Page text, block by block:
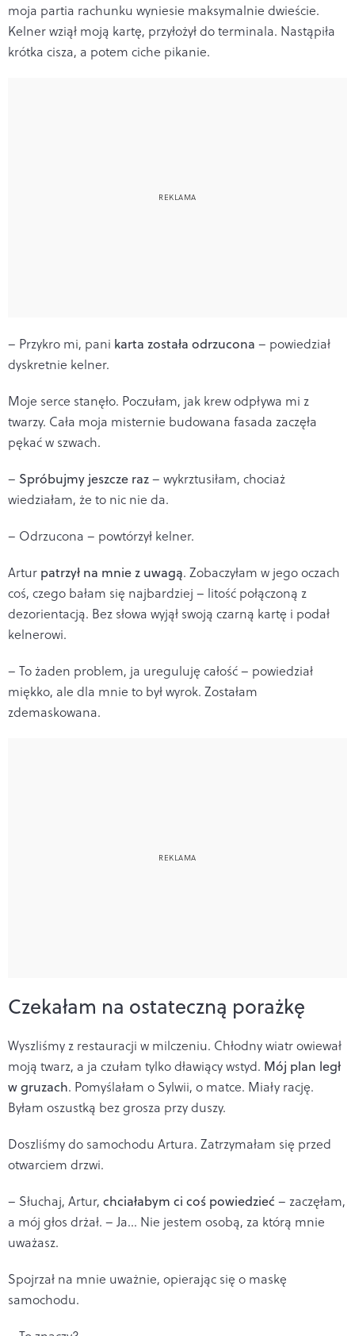
moja partia rachunku wyniesie maksymalnie dwieście.
Kelner wziął moją kartę, przyłożył do terminala. Nastąpiła
krótka cisza, a potem ciche pikanie.
– Przykro mi, pani karta została odrzucona – powiedział
dyskretnie kelner.
Moje serce stanęło. Poczułam, jak krew odpływa mi z
twarzy. Cała moja misternie budowana fasada zaczęła
pękać w szwach.
– Spróbujmy jeszcze raz– wykrztusiłam, chociaż
wiedziałam, że to nic nie da.
– Odrzucona – powtórzył kelner.
Artur patrzył na mnie z uwagą. Zobaczyłam w jego oczach
coś, czego bałam się najbardziej – litość połączoną z
dezorientacją. Bez słowa wyjął swoją czarną kartę i podał
kelnerowi.
– To żaden problem, ja ureguluję całość – powiedział
miękko, ale dla mnie to był wyrok. Zostałam
zdemaskowana.
Czekałam na ostateczną porażkę
Wyszliśmy z restauracji w milczeniu. Chłodny wiatr owiewał
moją twarz, a ja czułam tylko dławiący wstyd. Mój plan legł
w gruzach. Pomyślałam o Sylwii, o matce. Miały rację.
Byłam oszustką bez grosza przy duszy.
Doszliśmy do samochodu Artura. Zatrzymałam się przed
otwarciem drzwi.
– Słuchaj, Artur, chciałabym ci coś powiedzieć – zaczęłam,
a mój głos drżał. – Ja… Nie jestem osobą, za którą mnie
uważasz.
Spojrzał na mnie uważnie, opierając się o maskę
samochodu.